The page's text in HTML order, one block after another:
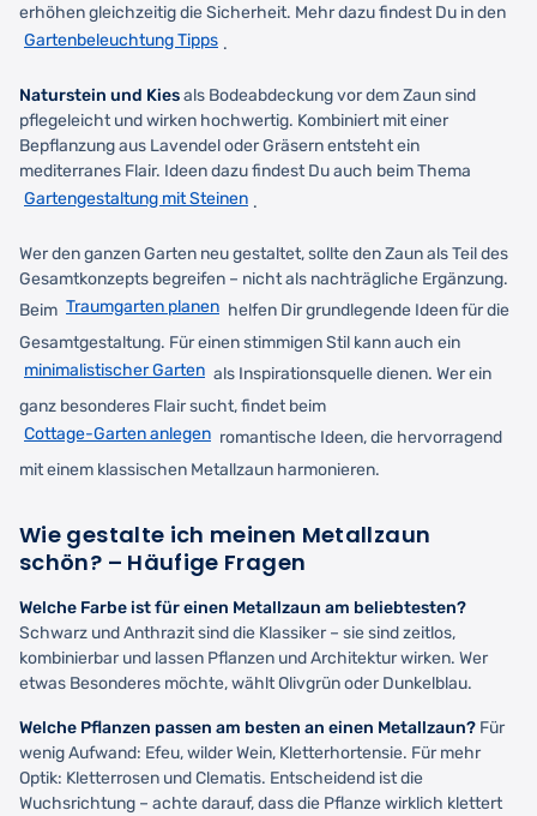
erhöhen gleichzeitig die Sicherheit. Mehr dazu findest Du in den
Gartenbeleuchtung Tipps .
Naturstein und Kiesals Bodeabdeckung vor dem Zaun sind
pflegeleicht und wirken hochwertig. Kombiniert mit einer
Bepflanzung aus Lavendel oder Gräsern entsteht ein
mediterranes Flair. Ideen dazu findest Du auch beim Thema
Gartengestaltung mit Steinen .
Wer den ganzen Garten neu gestaltet, sollte den Zaun als Teil des
Gesamtkonzepts begreifen – nicht als nachträgliche Ergänzung.
Beim Traumgarten planen helfen Dir grundlegende Ideen für die
Gesamtgestaltung. Für einen stimmigen Stil kann auch ein
minimalistischer Garten als Inspirationsquelle dienen. Wer ein
ganz besonderes Flair sucht, findet beim
Cottage-Garten anlegen romantische Ideen, die hervorragend
mit einem klassischen Metallzaun harmonieren.
Wie gestalte ich meinen Metallzaun
schön? – Häufige Fragen
Welche Farbe ist für einen Metallzaun am beliebtesten?
Schwarz und Anthrazit sind die Klassiker – sie sind zeitlos,
kombinierbar und lassen Pflanzen und Architektur wirken. Wer
etwas Besonderes möchte, wählt Olivgrün oder Dunkelblau.
Welche Pflanzen passen am besten an einen Metallzaun? Für
wenig Aufwand: Efeu, wilder Wein, Kletterhortensie. Für mehr
Optik: Kletterrosen und Clematis. Entscheidend ist die
Wuchsrichtung – achte darauf, dass die Pflanze wirklich klettert